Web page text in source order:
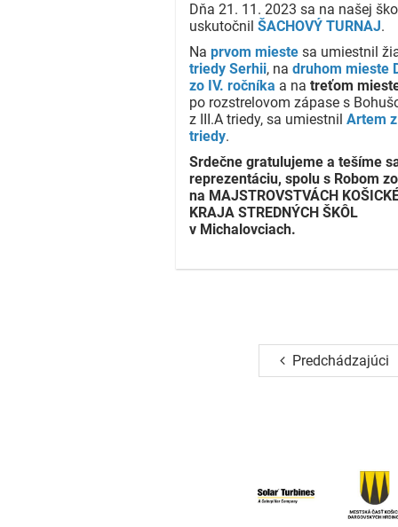
Dňa 21. 11. 2023 sa na našej
uskutočnil ŠACHOVÝ TURNAJ.
Na prvom mieste sa umiestnil
triedy Serhii, na druhom mieste
zo IV. ročníka a na treťom
po rozstrelovom zápase s
z III.A triedy, sa umiestnil Artem
triedy.
Srdečne gratulujeme a tešíme
reprezentáciu, spolu s Robom
na MAJSTROVSTVÁCH
KRAJA STREDNÝCH ŠKÔL
v Michalovciach.
Predchádzajúci